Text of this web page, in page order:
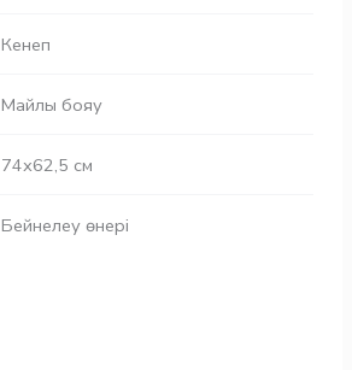
Кенеп
Майлы бояу
74х62,5 см
Бейнелеу өнері